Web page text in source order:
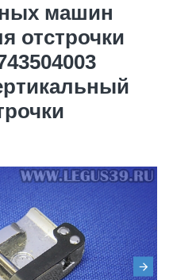
машин
отстрочки